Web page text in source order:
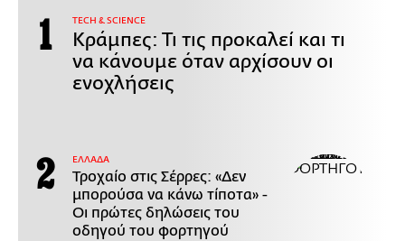
ΤECH & SCIENCE
Κράμπες: Τι τις προκαλεί και τι
να κάνουμε όταν αρχίσουν οι
ενοχλήσεις
ΕΛΛΑΔΑ
Τροχαίο στις Σέρρες: «Δεν
μπορούσα να κάνω τίποτα» -
Οι πρώτες δηλώσεις του
οδηγού του φορτηγού